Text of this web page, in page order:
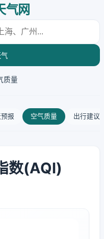
气网
质量
报 空气质量 出行建议
数(AQI)